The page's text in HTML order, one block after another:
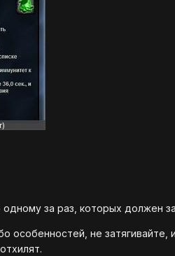
за раз, которых должен
особенностей, не